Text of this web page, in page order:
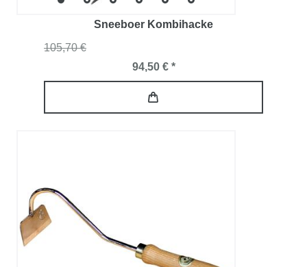
Sneeboer Kombihacke
105,70 €
94,50 € *